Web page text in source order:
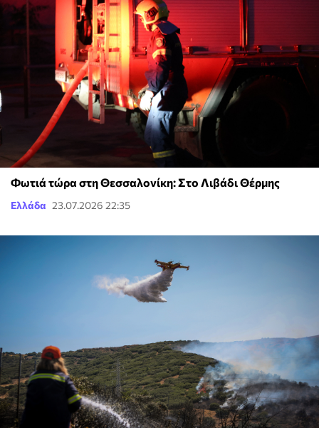
Φωτιά τώρα στη Θεσσαλονίκη: Στο Λιβάδι Θέρμης
Ελλάδα 23.07.2026 22:35